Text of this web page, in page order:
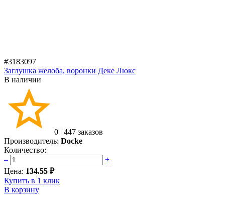
#3183097
Заглушка желоба, воронки Деке Люкс
В наличии
0 | 447 заказов
Производитель: Docke
Количество:
–
+
Цена: 134.55 ₽
Купить в 1 клик
В корзину